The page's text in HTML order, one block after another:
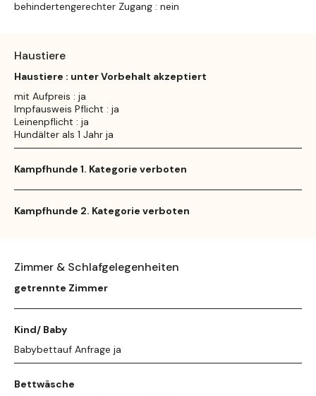
behindertengerechter Zugang : nein
Haustiere
Haustiere : unter Vorbehalt akzeptiert
mit Aufpreis : ja
Impfausweis Pflicht : ja
Leinenpflicht : ja
Hundälter als 1 Jahr ja
Kampfhunde 1. Kategorie verboten
Kampfhunde 2. Kategorie verboten
Zimmer & Schlafgelegenheiten
getrennte Zimmer
Kind/ Baby
Babybettauf Anfrage ja
Bettwäsche